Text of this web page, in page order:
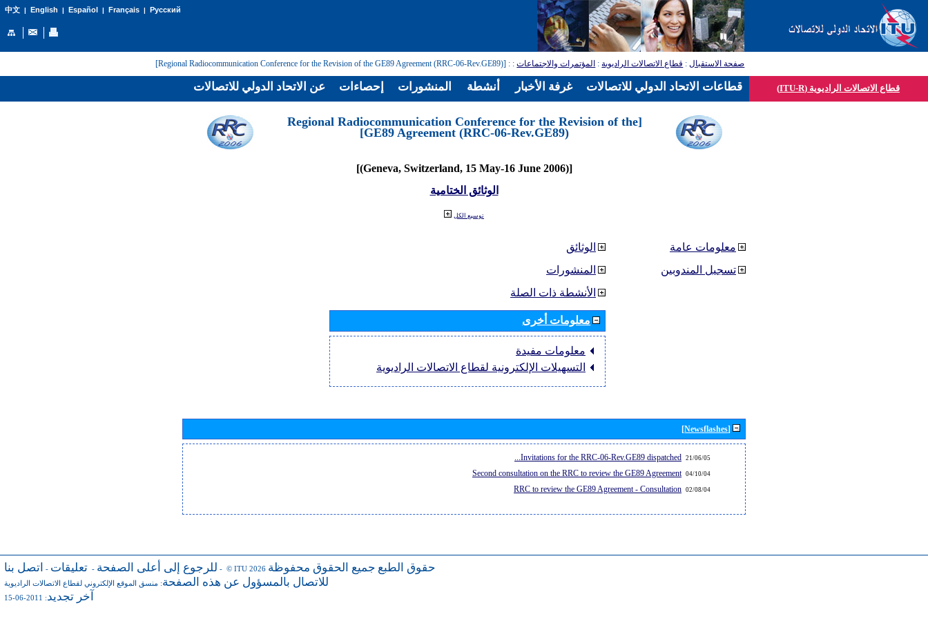
中文| English | Español | Français| Русский
صفحة الاستقبال: قطاع الاتصالات الراديوية: المؤتمرات والاجتماعات:
: [Regional Radiocommunication Conference for the Revision of the GE89 Agreement (RRC-06-Rev.GE89)]
قطاع الاتصالات الراديوية (ITU-R)
[Regional Radiocommunication Conference for the Revision of the
GE89 Agreement (RRC-06-Rev.GE89)]
[(Geneva, Switzerland, 15 May-16 June 2006)]
الوثائق الختامية
توسيع الكل
الوثائق
المنشورات
الأنشطة ذات الصلة
معلومات أخرى
معلومات مفيدة
التسهيلات الإلكترونية لقطاع الاتصالات الراديوية
معلومات عامة
تسجيل المندوبين
[Newsflashes]
21/06/05
Invitations for the RRC-06-Rev.GE89 dispatched...
04/10/04
Second consultation on the RRC to review the GE89 Agreement
02/08/04
RRC to review the GE89 Agreement - Consultation
للرجوع إلى أعلى الصفحة - تعليقات - اتصل بنا - © ITU 2026 حقوق الطبع جميع الحقوق محفوظة
للاتصال بالمسؤول عن هذه الصفحة: منسق الموقع الإلكتروني لقطاع الاتصالات الراديوية
آخر تجديد: 2011-06-15
عن الاتحاد الدولي للاتصالات إحصاءات المنشورات أنشطة غرفة الأخبار قطاعات الاتحاد الدولي للاتصالات